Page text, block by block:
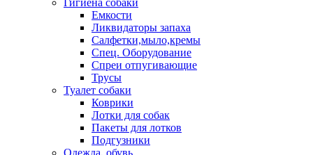
Гигиена собаки
Емкости
Ликвидаторы запаха
Салфетки,мыло,кремы
Спец. Оборудование
Спреи отпугивающие
Трусы
Туалет собаки
Коврики
Лотки для собак
Пакеты для лотков
Подгузники
Одежда, обувь